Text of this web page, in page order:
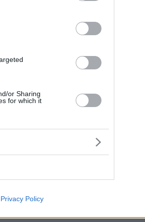
or Sharing
for which it
Privacy Policy
υπήρξαν
την τύχη των
Post, καθώς δεν
το Ιράν είχε
ουράνιοαπό τις
λένε
με σημερινό